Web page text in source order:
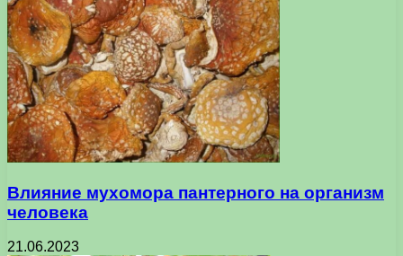
Влияние мухомора пантерного на организм
человека
21.06.2023